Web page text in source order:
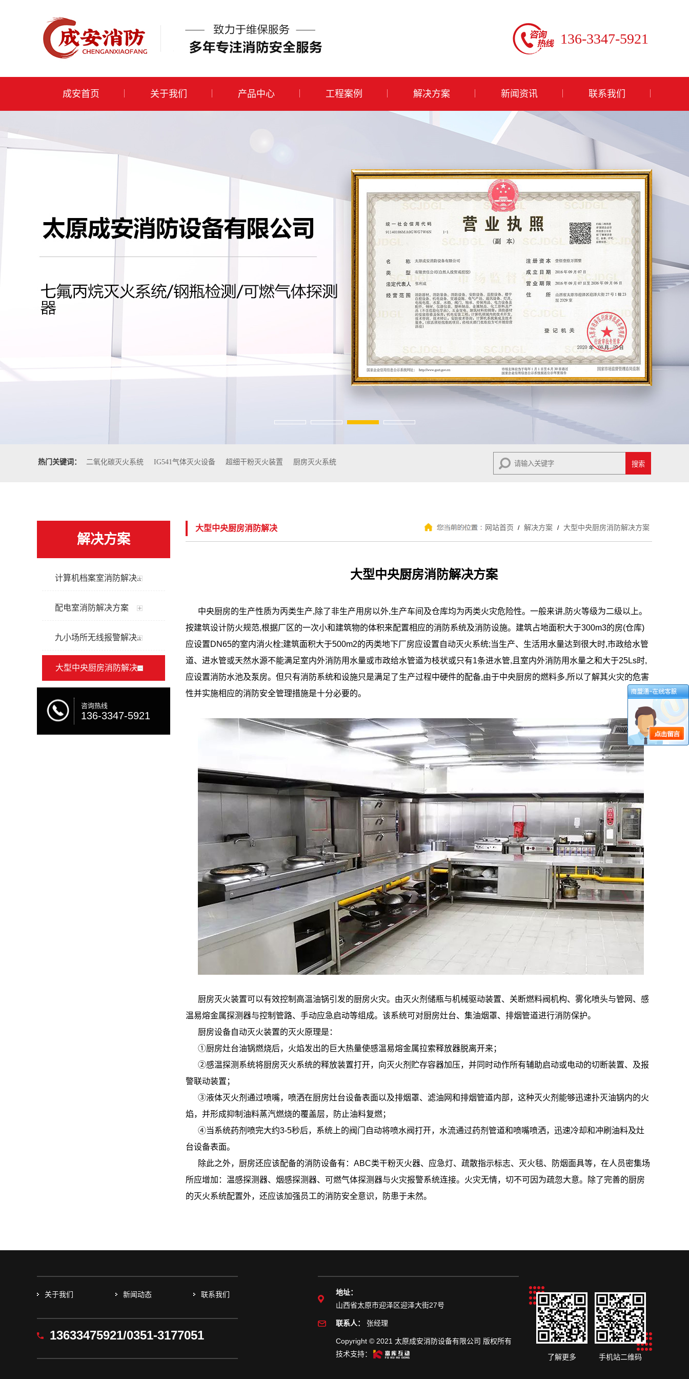
136-3347-5921
成安首页 关于我们 产品中心 工程案例 解决方案 新闻资讯 联系我们
热门关键词： 二氧化碳灭火系统 IG541气体灭火设备 超细干粉灭火装置 厨房灭火系统
解决方案
计算机档案室消防解决..
配电室消防解决方案
九小场所无线报警解决..
大型中央厨房消防解决..
咨询热线
136-3347-5921
大型中央厨房消防解决 网站首页 / 解决方案 / 大型中央厨房消防解决方案
大型中央厨房消防解决方案
中央厨房的生产性质为丙类生产,除了非生产用房以外,生产车间及仓库均为丙类火灾危险性。一般来讲,防火等级为二级以上。
按建筑设计防火规范,根据厂区的一次小和建筑物的体积来配置相应的消防系统及消防设施。建筑占地面积大于300m3的房(仓库)
应设置DN65的室内消火栓;建筑面积大于500m2的丙类地下厂房应设置自动灭火系统;当生产、生活用水量达到很大时,市政给水管
道、进水管或天然水源不能满足室内外消防用水量或市政给水管道为枝状或只有1条进水管,且室内外消防用水量之和大于25Ls时,
应设置消防水池及泵房。但只有消防系统和设施只是满足了生产过程中硬件的配备,由于中央厨房的燃料多,所以了解其火灾的危害
性并实施相应的消防安全管理措施是十分必要的。
厨房灭火装置可以有效控制高温油锅引发的厨房火灾。由灭火剂储瓶与机械驱动装置、关断燃料阀机构、雾化喷头与管网、感
温易熔金属探测器与控制管路、手动应急启动等组成。该系统可对厨房灶台、集油烟罩、排烟管道进行消防保护。
厨房设备自动灭火装置的灭火原理是：
①厨房灶台油锅燃烧后，火焰发出的巨大热量使感温易熔金属拉索释放器脱离开来；
②感温探测系统将厨房灭火系统的释放装置打开，向灭火剂贮存容器加压，并同时动作所有辅助启动或电动的切断装置、及报
警联动装置；
③液体灭火剂通过喷嘴，喷洒在厨房灶台设备表面以及排烟罩、滤油网和排烟管道内部，这种灭火剂能够迅速扑灭油锅内的火
焰，并形成抑制油料蒸汽燃烧的覆盖层，防止油料复燃；
④当系统药剂喷完大约3-5秒后，系统上的阀门自动将喷水阀打开，水流通过药剂管道和喷嘴喷洒，迅速冷却和冲刷油料及灶
台设备表面。
除此之外，厨房还应该配备的消防设备有：ABC类干粉灭火器、应急灯、疏散指示标志、灭火毯、防烟面具等，在人员密集场
所应增加：温感探测器、烟感探测器、可燃气体探测器与火灾报警系统连接。火灾无情，切不可因为疏忽大意。除了完善的厨房
的灭火系统配置外，还应该加强员工的消防安全意识，防患于未然。
关于我们 新闻动态 联系我们
13633475921/0351-3177051
地址：
山西省太原市迎泽区迎泽大街27号
联系人： 张经理
Copyright © 2021 太原成安消防设备有限公司 版权所有
技术支持：
了解更多 手机站二维码